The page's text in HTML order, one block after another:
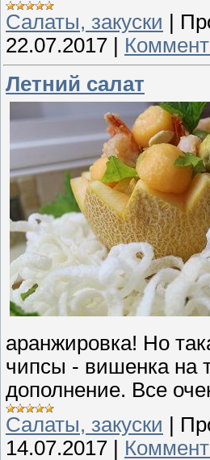
Cалаты, закуски
22.07.2017
Летний салат
аранжировка! Но
чипсы - вишенка на
дополнение. Все
Cалаты, закуски
14.07.2017